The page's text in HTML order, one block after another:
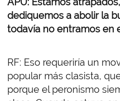
dediquemos a abolir la
todavía no entramos en
RF: Eso requeriría un
popular más clasista,
porque el peronismo